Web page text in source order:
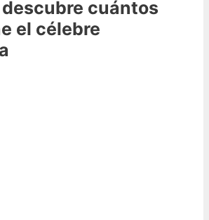
descubre cuántos
el célebre